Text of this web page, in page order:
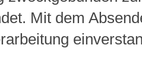
Mit dem